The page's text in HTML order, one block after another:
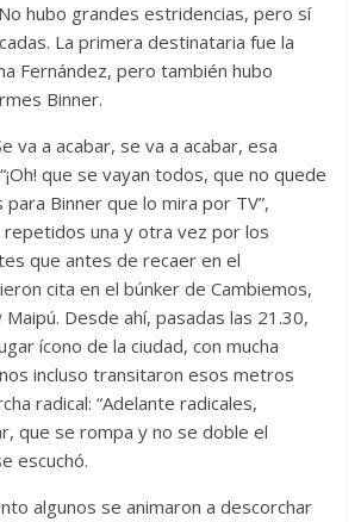
hubo grandes estridencias, pero sí
La primera destinataria fue la
Fernández, pero también hubo
Binner.
va a acabar, se va a acabar, esa
que se vayan todos, que no quede
para Binner que lo mira por TV”,
una y otra vez por los
que antes de recaer en el
cita en el búnker de Cambiemos,
Desde ahí, pasadas las 21.30,
ícono de la ciudad, con mucha
incluso transitaron esos metros
radical: “Adelante radicales,
que se rompa y no se doble el
escuchó.
algunos se animaron a descorchar